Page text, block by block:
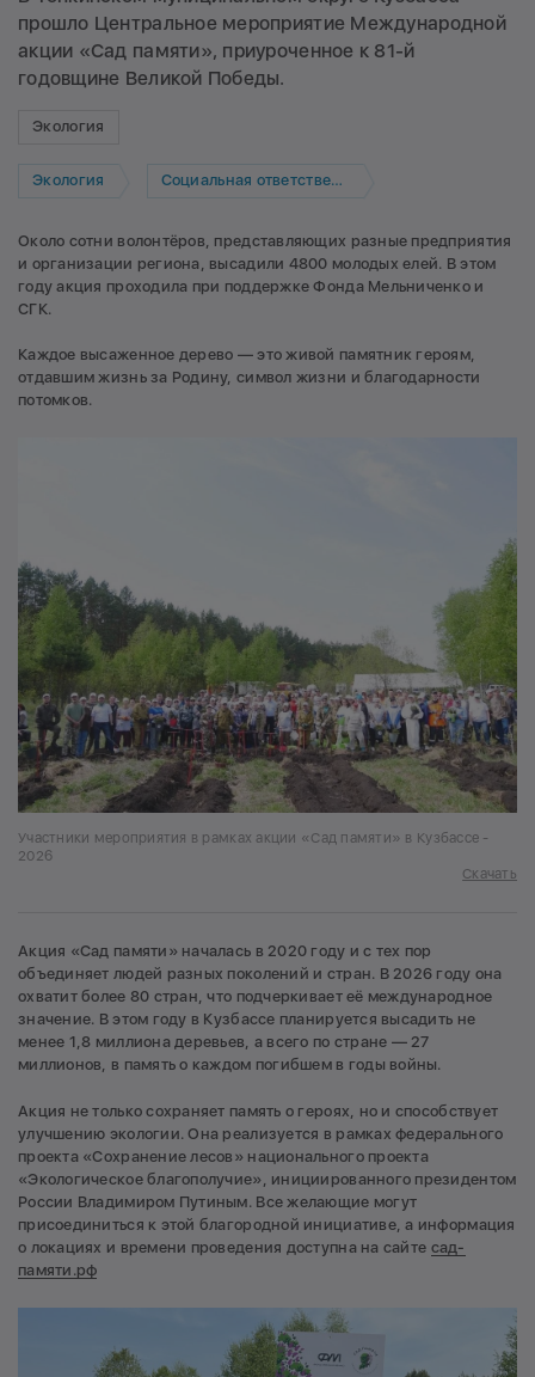
прошло Центральное мероприятие Международной
акции «Сад памяти», приуроченное к 81-й
годовщине Великой Победы.
Экология
Экология Социальная ответственность
Около сотни волонтёров, представляющих разные предприятия
и организации региона, высадили 4800 молодых елей. В этом
году акция проходила при поддержке Фонда Мельниченко и
СГК.
Каждое высаженное дерево — это живой памятник героям,
отдавшим жизнь за Родину, символ жизни и благодарности
потомков.
Участники мероприятия в рамках акции «Сад памяти» в Кузбассе -
2026
Скачать
Акция «Сад памяти» началась в 2020 году и с тех пор
объединяет людей разных поколений и стран. В 2026 году она
охватит более 80 стран, что подчеркивает её международное
значение. В этом году в Кузбассе планируется высадить не
менее 1,8 миллиона деревьев, а всего по стране — 27
миллионов, в память о каждом погибшем в годы войны.
Акция не только сохраняет память о героях, но и способствует
улучшению экологии. Она реализуется в рамках федерального
проекта «Сохранение лесов» национального проекта
«Экологическое благополучие», инициированного президентом
России Владимиром Путиным. Все желающие могут
присоединиться к этой благородной инициативе, а информация
о локациях и времени проведения доступна на сайте сад-
памяти.рф